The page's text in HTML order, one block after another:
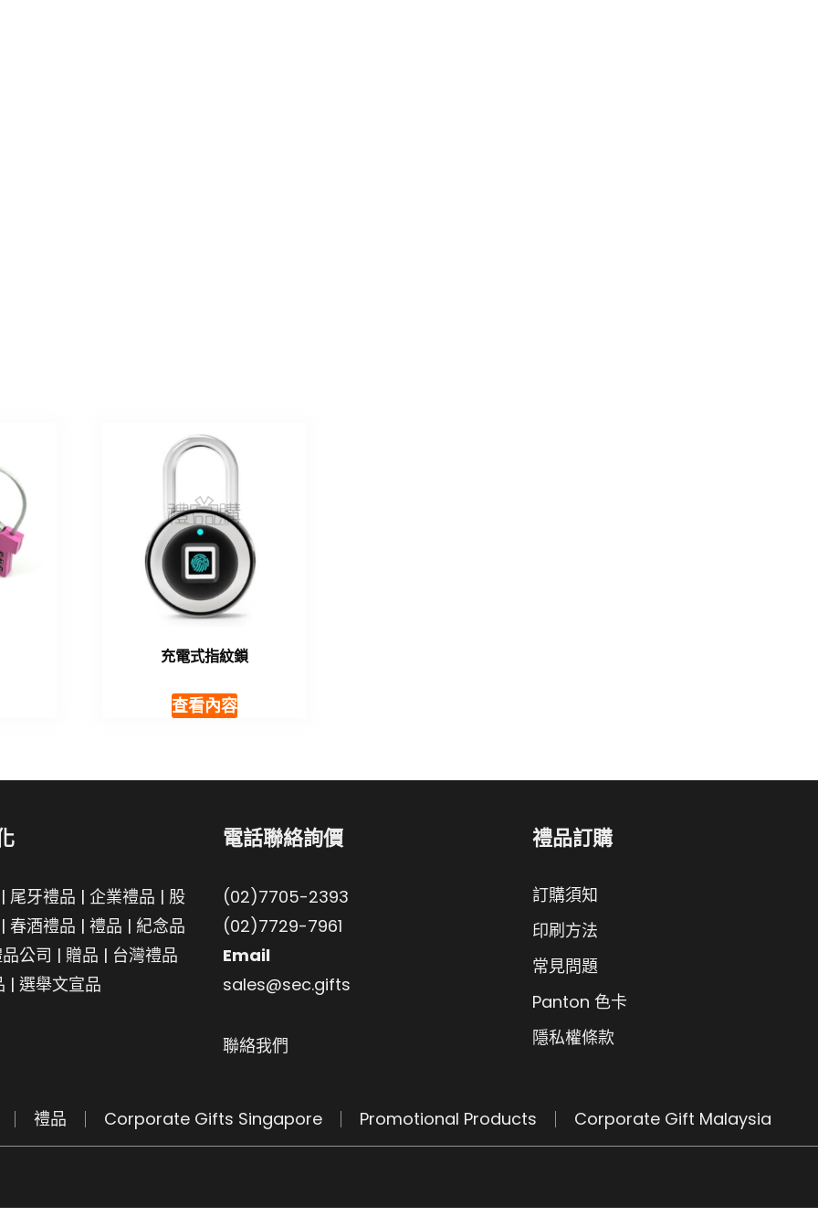
充電式指紋鎖
查看內容
尾牙禮品 | 企業禮品 | 股
春酒禮品 | 禮品 | 紀念品
公司 | 贈品 | 台灣禮品
| 選舉文宣品
電話聯絡詢價
(02)7705-2393
(02)7729-7961
Email
sales@sec.gifts
聯絡我們
禮品訂購
訂購須知
印刷方法
常見問題
Panton 色卡
隱私權條款
禮品 Corporate Gifts Singapore Promotional Products Corporate Gift Malaysia